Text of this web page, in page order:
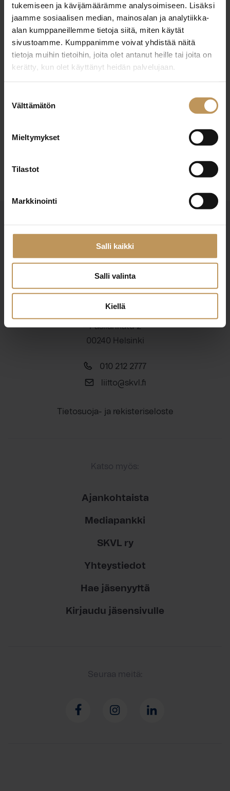
tukemiseen ja kävijämäärämme analysoimiseen. Lisäksi
jaamme sosiaalisen median, mainosalan ja analytiikka-
alan kumppaneillemme tietoja siitä, miten käytät
sivustoamme. Kumppanimme voivat yhdistää näitä
tietoja muihin tietoihin, joita olet antanut heille tai joita on
kerätty, kun olet käyttänyt heidän palvelujaan.
valinta
Välttämätön
Mieltymykset
Tilastot
Markkinointi
Salli kaikki
Salli valinta
Kiellä
26.1.2026
Lue artikkeli
Suomen Kiinteistönvälittäjät ry
Finlands Fastighetsmäklare rf
Pasilankatu 2
00240 Helsinki
010 212 2777
liitto@skvl.fi
Tietosuoja- ja rekisteriseloste
Katso myös:
Ajankohtaista
Mediapankki
SKVL ry
Yhteystiedot
Hae jäsenyyttä
Kirjaudu jäsensivulle
Seuraa meitä: